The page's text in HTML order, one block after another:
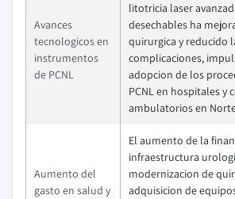
Avances
tecnologicos en
instrumentos
de PCNL
litotricia laser
desechables ha
quirurgica y reducido
complicaciones,
adopcion de los
PCNL en hospitales y
ambulatorios en
Aumento del
gasto en salud y
El aumento de la
infraestructura
modernizacion de
adquisicion de